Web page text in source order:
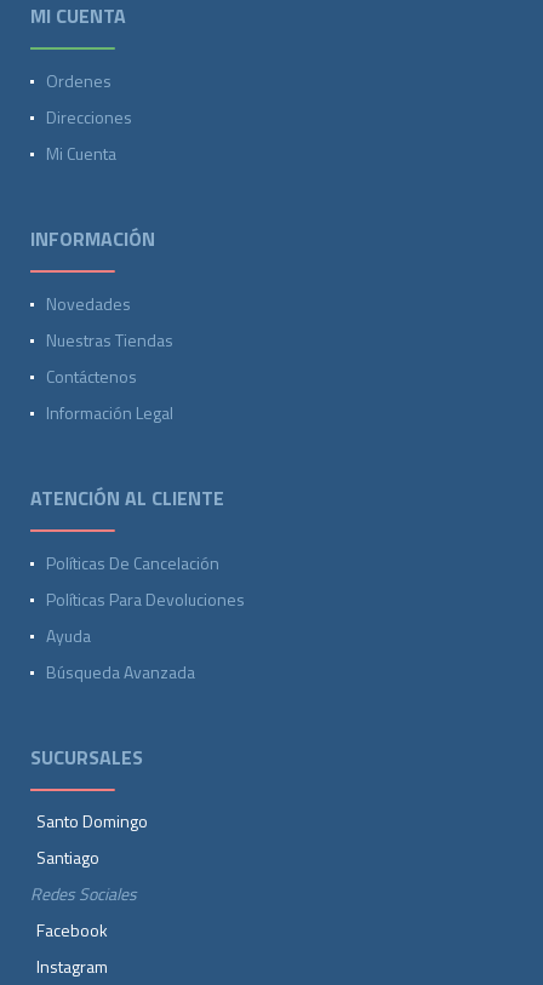
MI CUENTA
Ordenes
Direcciones
Mi Cuenta
INFORMACIÓN
Novedades
Nuestras Tiendas
Contáctenos
Información Legal
ATENCIÓN AL CLIENTE
Políticas De Cancelación
Políticas Para Devoluciones
Ayuda
Búsqueda Avanzada
SUCURSALES
Santo Domingo
Santiago
Redes Sociales
Facebook
Instagram